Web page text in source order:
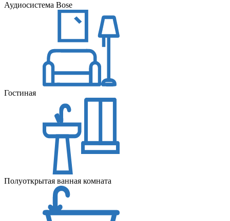
Аудиосистема Bose
Гостиная
Полуоткрытая ванная комната